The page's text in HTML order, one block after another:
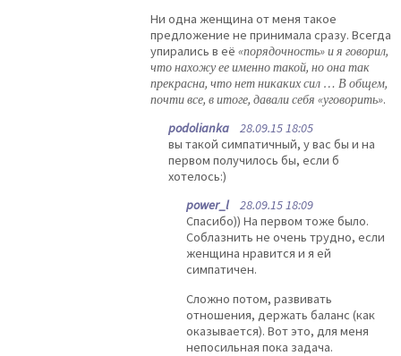
Ни одна женщина от меня такое
предложение не принимала сразу. Всегда
упирались в её «порядочность» и я говорил,
что нахожу ее именно такой, но она так
прекрасна, что нет никаких сил … В общем,
почти все, в итоге, давали себя «уговорить».
podolianka 28.09.15 18:05
вы такой симпатичный, у вас бы и на
первом получилось бы, если б
хотелось:)
power_l 28.09.15 18:09
Спасибо)) На первом тоже было.
Соблазнить не очень трудно, если
женщина нравится и я ей
симпатичен.
Сложно потом, развивать
отношения, держать баланс (как
оказывается). Вот это, для меня
непосильная пока задача.